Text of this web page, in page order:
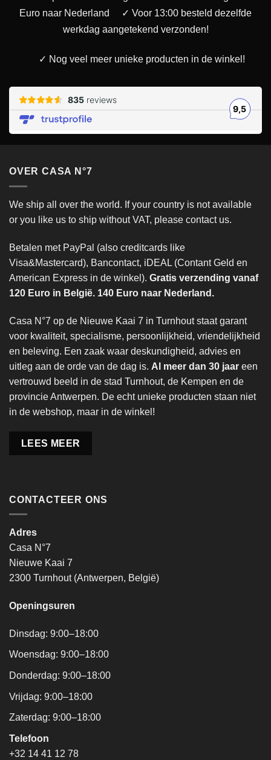
Euro naar Nederland
✓ Voor 13:00 besteld dezelfde
werkdag aangetekend verzonden!
✓ Nog veel meer unieke producten in de winkel!
OVER CASA N°7
We ship all over the world. If your country is not available
or you like us to ship without VAT, please contact us.
Betalen met PayPal (also creditcards like
Visa&Mastercard), Bancontact, iDEAL (Contant Geld en
American Express in de winkel). Gratis verzending vanaf
120 Euro in België. 140 Euro naar Nederland.
Casa N°7 op de Nieuwe Kaai 7 in Turnhout staat garant
voor kwaliteit, specialisme, persoonlijkheid, vriendelijkheid
en beleving. Een zaak waar deskundigheid, advies en
uitleg aan de orde van de dag is. Al meer dan 30 jaar een
vertrouwd beeld in de stad Turnhout, de Kempen en de
provincie Antwerpen. De echt unieke producten staan niet
in de webshop, maar in de winkel!
LEES MEER
CONTACTEER ONS
Adres
Casa N°7
Nieuwe Kaai 7
2300 Turnhout (Antwerpen, België)
Openingsuren
Dinsdag: 9:00–18:00
Woensdag: 9:00–18:00
Donderdag: 9:00–18:00
Vrijdag: 9:00–18:00
Zaterdag: 9:00–18:00
Telefoon
+32 14 41 12 78